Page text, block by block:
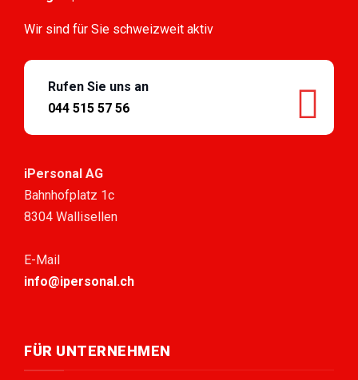
Wir sind für Sie schweizweit aktiv
Rufen Sie uns an
044 515 57 56
iPersonal AG
Bahnhofplatz 1c
8304 Wallisellen
E-Mail
info@ipersonal.ch
FÜR UNTERNEHMEN